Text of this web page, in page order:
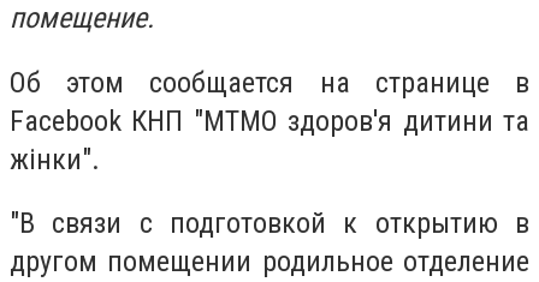
помещение.
Об этом сообщается на странице в
Facebook КНП "МТМО здоров'я дитини та
жінки".
"В связи с подготовкой к открытию в
другом помещении родильное отделение